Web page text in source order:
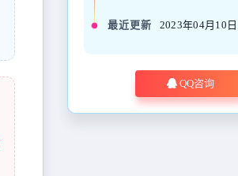
最近更新 2023年04月10日
QQ咨询